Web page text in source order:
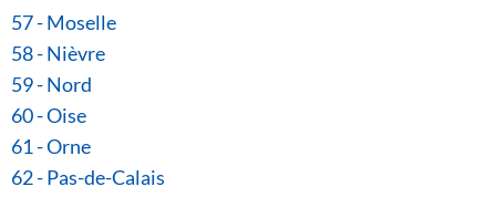
57 - Moselle
58 - Nièvre
59 - Nord
60 - Oise
61 - Orne
62 - Pas-de-Calais